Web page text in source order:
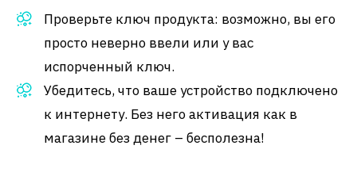
Проверьте ключ продукта: возможно, вы его
просто неверно ввели или у вас
испорченный ключ.
Убедитесь, что ваше устройство подключено
к интернету. Без него активация как в
магазине без денег – бесполезна!